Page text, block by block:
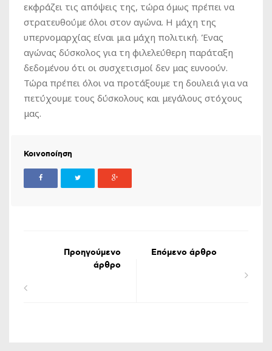
εκφράζει τις απόψεις της, τώρα όμως πρέπει να
στρατευθούμε όλοι στον αγώνα. Η μάχη της
υπερνομαρχίας είναι μια μάχη πολιτική. Ένας
αγώνας δύσκολος για τη φιλελεύθερη παράταξη
δεδομένου ότι οι συσχετισμοί δεν μας ευνοούν.
Τώρα πρέπει όλοι να προτάξουμε τη δουλειά για να
πετύχουμε τους δύσκολους και μεγάλους στόχους
μας.
Κοινοποίηση
Προηγούμενο
άρθρο
Επόμενο άρθρο